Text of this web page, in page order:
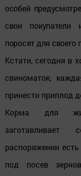
особей
свои покупатели
поросят для
Кстати, сегодня в
свиноматок,
принести приплод
Корма для
распоряжении
под посев